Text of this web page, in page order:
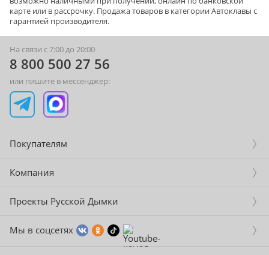
карте или в рассрочку. Продажа товаров в категорииАвтоклавы с
гарантией производителя.
На связи с 7:00 до 20:00
8 800 500 27 56
или пишите в мессенджер:
Покупателям
Компания
Проекты Русской Дымки
Мы в соцсетях